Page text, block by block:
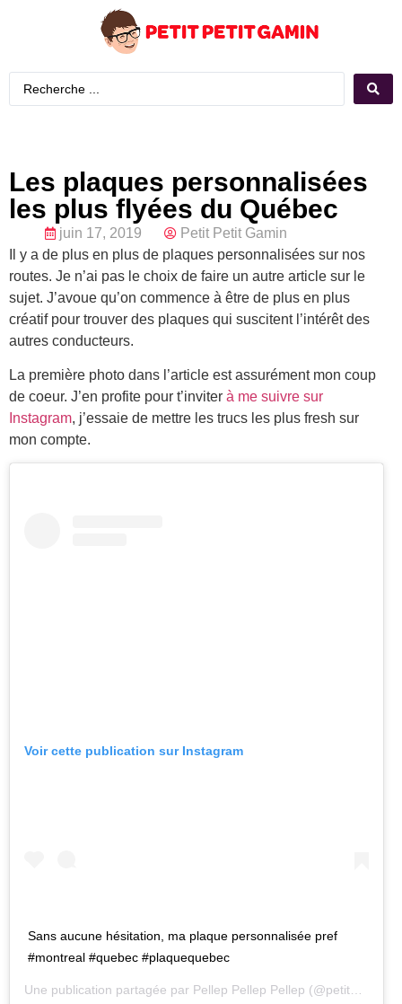
Les plaques personnalisées
les plus flyées du Québec
juin 17, 2019
Petit Petit Gamin
Il y a de plus en plus de plaques personnalisées sur nos
routes. Je n’ai pas le choix de faire un autre article sur le
sujet. J’avoue qu’on commence à être de plus en plus
créatif pour trouver des plaques qui suscitent l’intérêt des
autres conducteurs.
La première photo dans l’article est assurément mon coup
de coeur. J’en profite pour t’inviter à me suivre sur
Instagram, j’essaie de mettre les trucs les plus fresh sur
mon compte.
Voir cette publication sur Instagram
Sans aucune hésitation, ma plaque personnalisée pref
#montreal #quebec #plaquequebec
Une publication partagée par Pellep Pellep Pellep (@petitpetitgamin) le